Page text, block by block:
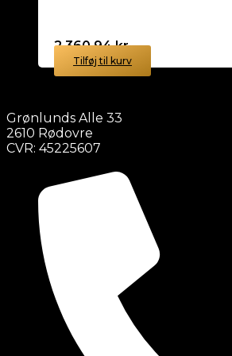
2.360,94kr.
Tilføj til kurv
Grønlunds Alle 33
2610 Rødovre
CVR: 45225607